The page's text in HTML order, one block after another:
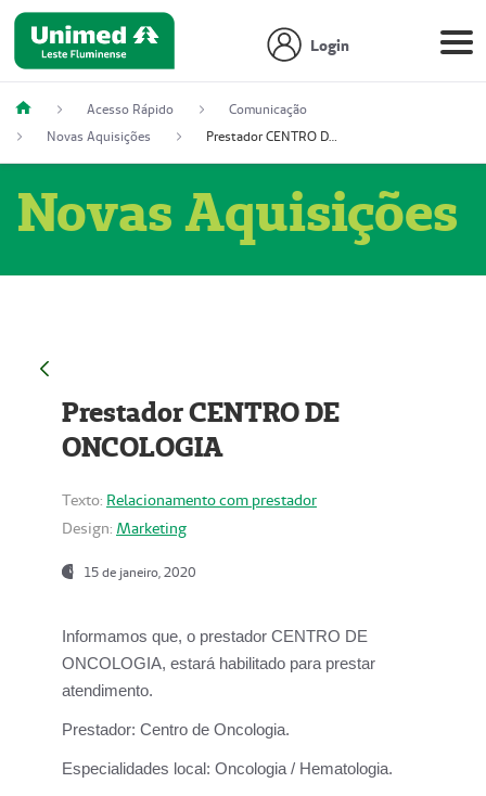
Login
Acesso Rápido
Comunicação
Novas Aquisições
Prestador CENTRO DE ONCOLOGIA
Novas Aquisições
Prestador CENTRO DE
ONCOLOGIA
Texto: Relacionamento com prestador
Design: Marketing
15 de janeiro, 2020
Informamos que, o prestador CENTRO DE
ONCOLOGIA, estará habilitado para prestar
atendimento.
Prestador: Centro de Oncologia.
Especialidades local: Oncologia / Hematologia.